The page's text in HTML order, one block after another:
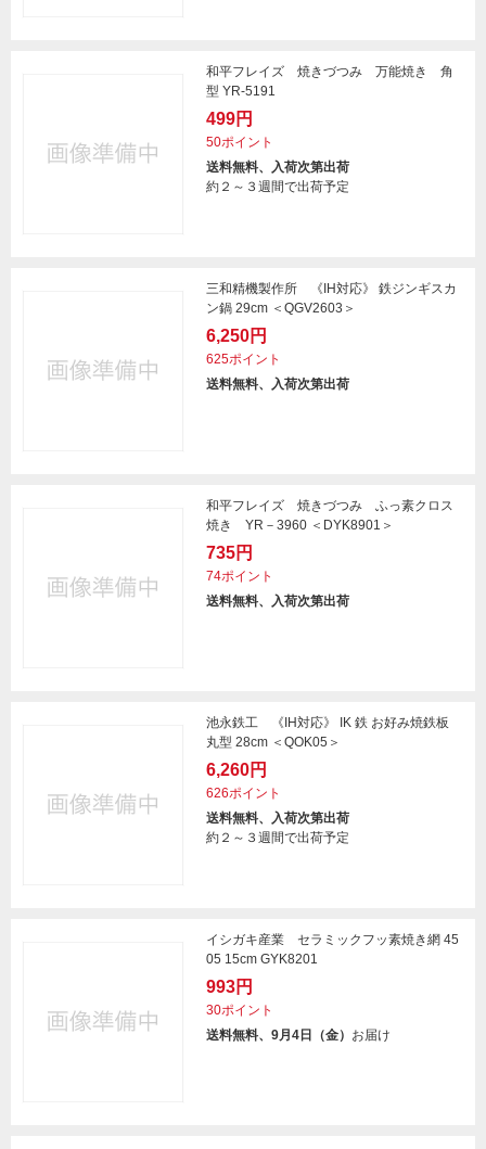
和平フレイズ 焼きづつみ 万能焼き 角
型 YR-5191
499円
50ポイント
送料無料、入荷次第出荷
約２～３週間で出荷予定
三和精機製作所 《IH対応》 鉄ジンギスカ
ン鍋 29cm ＜QGV2603＞
6,250円
625ポイント
送料無料、入荷次第出荷
和平フレイズ 焼きづつみ ふっ素クロス
焼き YR－3960 ＜DYK8901＞
735円
74ポイント
送料無料、入荷次第出荷
池永鉄工 《IH対応》 IK 鉄 お好み焼鉄板
丸型 28cm ＜QOK05＞
6,260円
626ポイント
送料無料、入荷次第出荷
約２～３週間で出荷予定
イシガキ産業 セラミックフッ素焼き網 45
05 15cm GYK8201
993円
30ポイント
送料無料、9月4日（金） お届け